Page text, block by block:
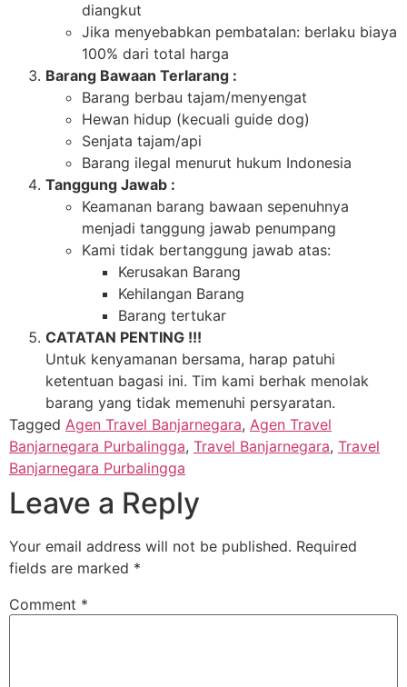
diangkut
Jika menyebabkan pembatalan: berlaku biaya
100% dari total harga
Barang Bawaan Terlarang :
Barang berbau tajam/menyengat
Hewan hidup (kecuali guide dog)
Senjata tajam/api
Barang ilegal menurut hukum Indonesia
Tanggung Jawab :
Keamanan barang bawaan sepenuhnya
menjadi tanggung jawab penumpang
Kami tidak bertanggung jawab atas:
Kerusakan Barang
Kehilangan Barang
Barang tertukar
CATATAN PENTING !!!
Untuk kenyamanan bersama, harap patuhi
ketentuan bagasi ini. Tim kami berhak menolak
barang yang tidak memenuhi persyaratan.
Tagged Agen Travel Banjarnegara, Agen Travel
Banjarnegara Purbalingga, Travel Banjarnegara, Travel
Banjarnegara Purbalingga
Leave a Reply
Your email address will not be published. Required
fields are marked *
Comment *